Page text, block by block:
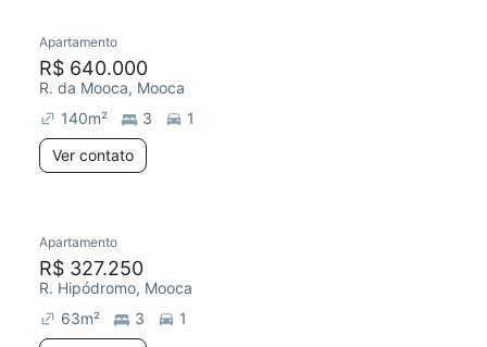
Apartamento
R$ 640.000
R. da Mooca, Mooca
140m² 3
1
Ver contato
Apartamento
R$ 327.250
R. Hipódromo, Mooca
63m² 3
1